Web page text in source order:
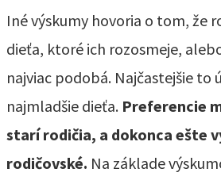
Iné výskumy hovoria o tom, že
dieťa, ktoré ich rozosmeje,
najviac podobá. Najčastejšie to
najmladšie dieťa. Preferencie
starí rodičia, a dokonca ešte
rodičovské. Na základe